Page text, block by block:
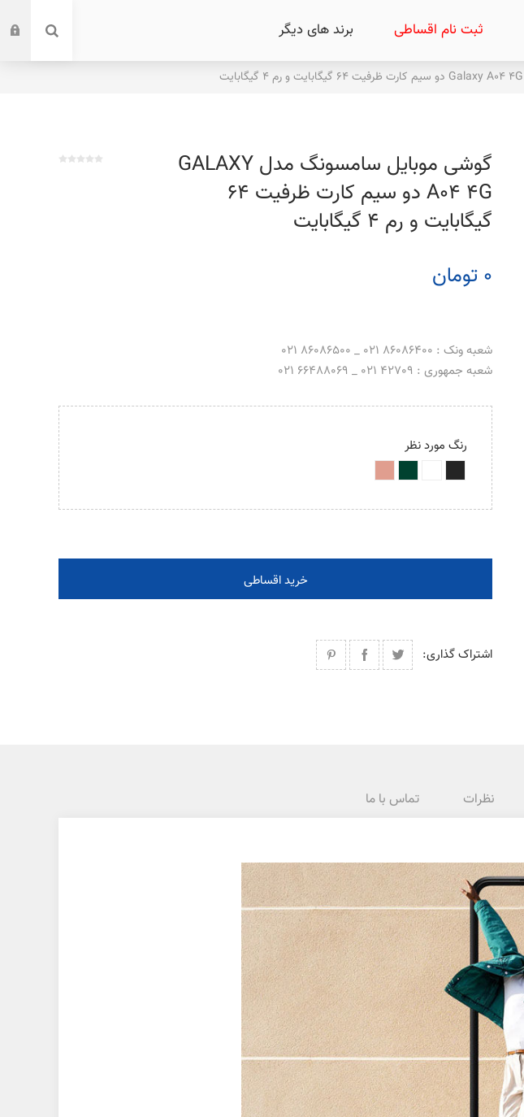
ثبت نام اقساطی برند های دیگر
گوشی موبایل سامسونگ مدل GALAXY
A04 4G دو سیم کارت ظرفیت 64
گیگابایت و رم 4 گیگابایت
0 تومان
شعبه ونک : 86086400 021 _ 86086500 021
شعبه جمهوری : 42709 021 _ 66488069 021
رنگ مورد نظر
خرید اقساطی
اشتراک گذاری:
نظرات تماس با ما